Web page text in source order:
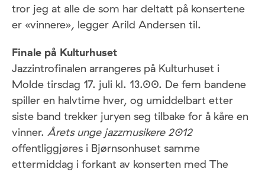
tror jeg at alle de som har deltatt på konsertene
er «vinnere», legger Arild Andersen til.
Finale på Kulturhuset
Jazzintrofinalen arrangeres på Kulturhuset i
Molde tirsdag 17. juli kl. 13.00. De fem bandene
spiller en halvtime hver, og umiddelbart etter
siste band trekker juryen seg tilbake for å kåre en
vinner. Årets unge jazzmusikere 2012
offentliggjøres i Bjørnsonhuset samme
ettermiddag i forkant av konserten med The